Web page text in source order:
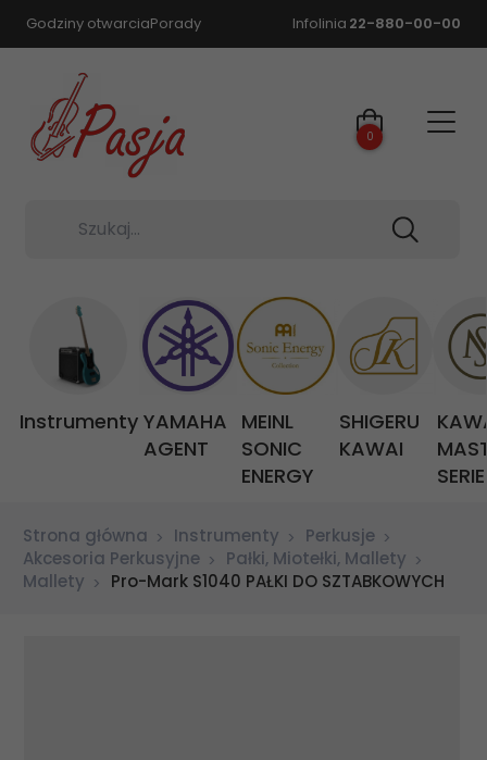
Godziny otwarciaPorady Infolinia 22-880-00-00
Szukaj...
0
Instrumenty YAMAHA
AGENT
MEINL
SONIC
ENERGY
SHIGERU
KAWAI
Strona główna Instrumenty
Perkusje
Akcesoria Perkusyjne
Pałki, Miotełki, Mallety
Mallety
Pro-Mark S1040 PAŁKI DO SZTABKOWYCH